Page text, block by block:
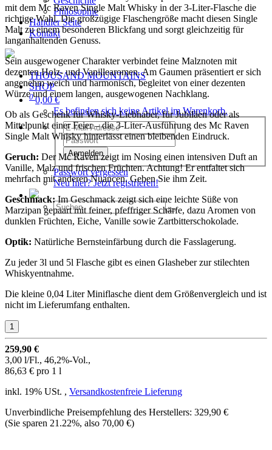
Philosophie
Händler Seite
Kontakt
THOUSAND MOUNTAINS
SHOP
0 0,00 €
Es befinden sich keine Artikel im Warenkorb.
Anmelden
Passwort vergessen
Neu hier? Jetzt registrieren!
mit dem Mc Raven Single Malt Whisky in der 3-Liter-Flasche die
richtige Wahl. Die großzügige Flaschengröße macht diesen Single
Malt zu einem besonderen Blickfang und sorgt gleichzeitig für
langanhaltenden Genuss.
Sein ausgewogener Charakter verbindet feine Malznoten mit
dezenten Holz- und Vanillearomen. Am Gaumen präsentiert er sich
angenehm weich und harmonisch, begleitet von einer dezenten
Würze und einem langen, ausgewogenen Nachklang.
Ob als Geschenk für Whisky-Liebhaber, für Jubiläen oder als
Mittelpunkt einer Feier – die 3-Liter-Ausführung des Mc Raven
Single Malt Whisky hinterlässt einen bleibenden Eindruck.
Geruch: Der Mc Raven zeigt im Nosing einen intensiven Duft an
Vanille, Malz und frischen Früchten. Achtung! Er entfaltet sich
mehrfach mit anderen Nuancen. Geben Sie ihm Zeit.
Geschmack:Im Geschmack zeigt sich eine leichte Süße von
Marzipan gepaart mit feiner, pfeffriger Schärfe, dazu Aromen von
dunklen Früchten, Eiche, Vanille sowie Zartbitterschokolade.
Optik: Natürliche Bernsteinfärbung durch die Fasslagerung.
Zu jeder 3l und 5l Flasche gibt es einen Glasheber zur stilechten
Whiskyentnahme.
Die kleine 0,04 Liter Miniflasche dient dem Größenvergleich und ist
nicht im Lieferumfang enthalten.
259,90 €
3,00 l/Fl., 46,2%-Vol.,
86,63 € pro 1 l
inkl. 19% USt. , Versandkostenfreie Lieferung
Unverbindliche Preisempfehlung des Herstellers: 329,90 €
(Sie sparen 21.22%, also 70,00 €)